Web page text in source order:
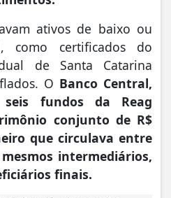
ativos de baixo ou
como certificados do
de Santa Catarina
O Banco Central,
fundos da Reag
conjunto de R$
que circulava entre
intermediários,
finais.